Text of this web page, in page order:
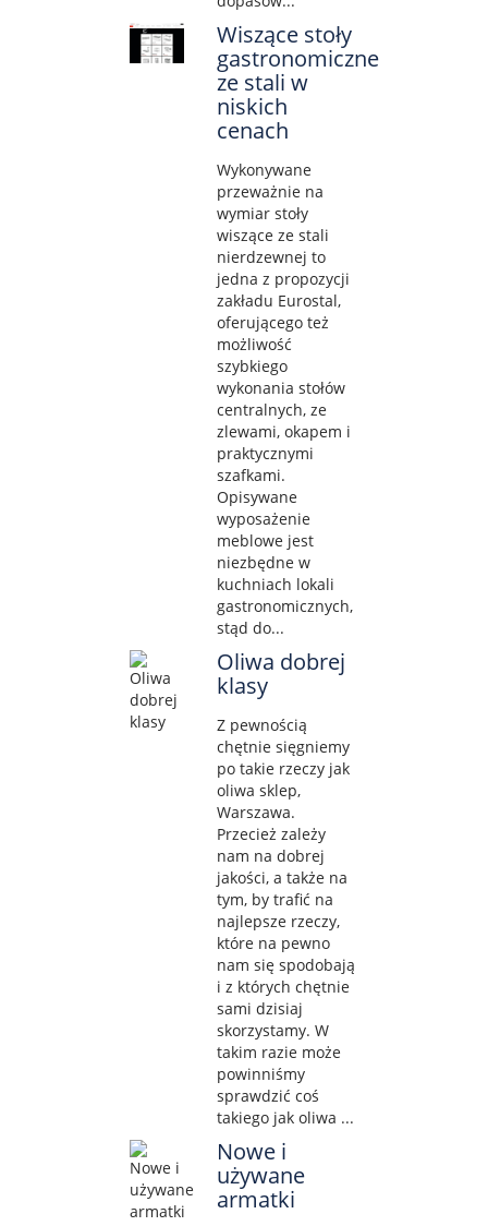
Wiszące stoły
gastronomiczne
ze stali w
niskich
cenach
Wykonywane
przeważnie na
wymiar stoły
wiszące ze stali
nierdzewnej to
jedna z propozycji
zakładu Eurostal,
oferującego też
możliwość
szybkiego
wykonania stołów
centralnych, ze
zlewami, okapem i
praktycznymi
szafkami.
Opisywane
wyposażenie
meblowe jest
niezbędne w
kuchniach lokali
gastronomicznych,
stąd do...
Oliwa dobrej
klasy
Z pewnością
chętnie sięgniemy
po takie rzeczy jak
oliwa sklep,
Warszawa.
Przecież zależy
nam na dobrej
jakości, a także na
tym, by trafić na
najlepsze rzeczy,
które na pewno
nam się spodobają
i z których chętnie
sami dzisiaj
skorzystamy. W
takim razie może
powinniśmy
sprawdzić coś
takiego jak oliwa ...
Nowe i
używane
armatki